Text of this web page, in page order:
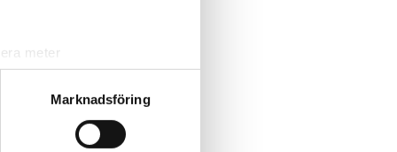
meter
. Du kan ändra
Marknadsföring